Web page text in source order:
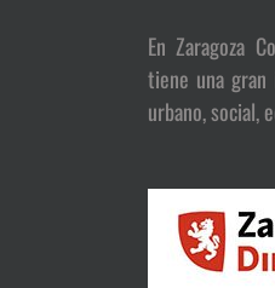
En Zaragoza
tiene una
urbano, social,